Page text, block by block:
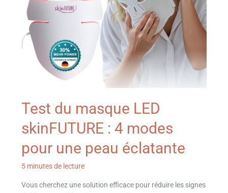
Test du masque LED
skinFUTURE : 4 modes
pour une peau éclatante
5 minutes de lecture
Vous cherchez une solution efficace pour réduire les signes